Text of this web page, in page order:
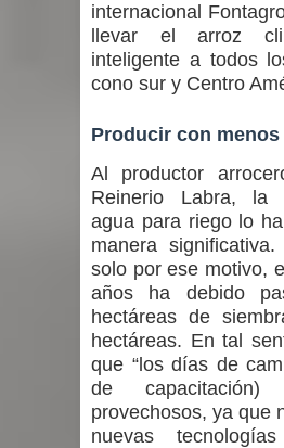
internacional
llevar el arroz
inteligente a todos
cono sur y Centro
Producir con menos
Al productor
Reinerio Labra, la
agua para riego lo
manera
solo por ese motivo,
años ha debido
hectáreas de
hectáreas. En tal
que “los días de
de
provechosos, ya que
nuevas